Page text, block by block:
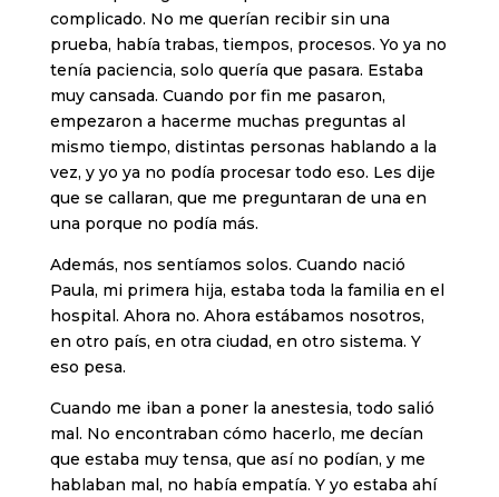
complicado. No me querían recibir sin una
prueba, había trabas, tiempos, procesos. Yo ya no
tenía paciencia, solo quería que pasara. Estaba
muy cansada. Cuando por fin me pasaron,
empezaron a hacerme muchas preguntas al
mismo tiempo, distintas personas hablando a la
vez, y yo ya no podía procesar todo eso. Les dije
que se callaran, que me preguntaran de una en
una porque no podía más.
Además, nos sentíamos solos. Cuando nació
Paula, mi primera hija, estaba toda la familia en el
hospital. Ahora no. Ahora estábamos nosotros,
en otro país, en otra ciudad, en otro sistema. Y
eso pesa.
Cuando me iban a poner la anestesia, todo salió
mal. No encontraban cómo hacerlo, me decían
que estaba muy tensa, que así no podían, y me
hablaban mal, no había empatía. Y yo estaba ahí